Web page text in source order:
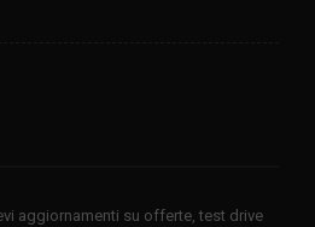
aggiornamenti su offerte, test drive